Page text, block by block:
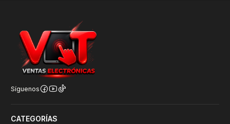
Síguenos
CATEGORÍAS